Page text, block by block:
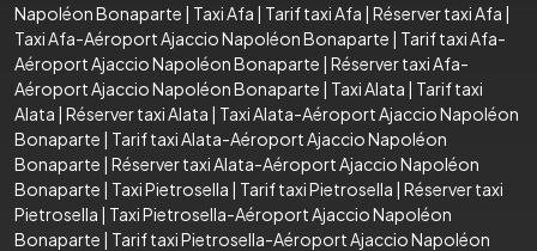
Napoléon Bonaparte | Taxi Afa | Tarif taxi Afa | Réserver taxi Afa |
Taxi Afa-Aéroport Ajaccio Napoléon Bonaparte | Tarif taxi Afa-
Aéroport Ajaccio Napoléon Bonaparte | Réserver taxi Afa-
Aéroport Ajaccio Napoléon Bonaparte | Taxi Alata | Tarif taxi
Alata | Réserver taxi Alata | Taxi Alata-Aéroport Ajaccio Napoléon
Bonaparte | Tarif taxi Alata-Aéroport Ajaccio Napoléon
Bonaparte | Réserver taxi Alata-Aéroport Ajaccio Napoléon
Bonaparte | Taxi Pietrosella | Tarif taxi Pietrosella | Réserver taxi
Pietrosella | Taxi Pietrosella-Aéroport Ajaccio Napoléon
Bonaparte | Tarif taxi Pietrosella-Aéroport Ajaccio Napoléon